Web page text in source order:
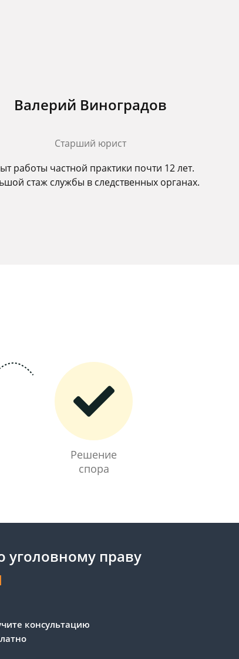
Валерий Виноградов
Старший юрист
работы частной практики почти 12 лет.
стаж службы в следственных органах.
Решение
спора
уголовному праву
консультацию